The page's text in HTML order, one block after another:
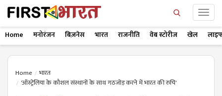
Home मनोरंजन बिज़नेस भारत राजनीति वेब स्टोरीज खेल
Home
भारत
'ऑस्ट्रेलिया के कौशल संस्थानों के साथ गठजोड़ करने में भारत की रुचि'